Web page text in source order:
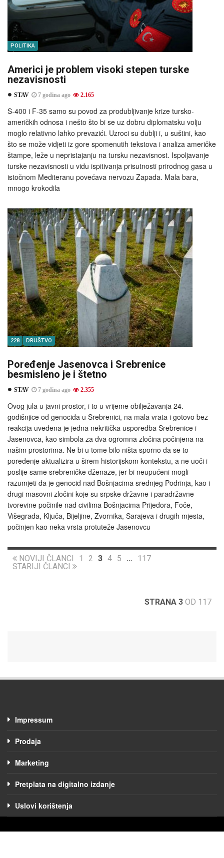
POLITIKA
Americi je problem visoki stepen turske
nezavisnosti
STAV 7 godina ago 2.165
S-400 i F-35 samo su povod za produbljivanje krize tursko-
američkih odnosa i nešto što bi se uz dobru diplomatsku volju
moglo relativno lahko prevazići. Uzroci su dublji i, u suštini, kao
što se može vidjeti iz gore spomenutih tekstova i analiza američke
štampe, leže u nepristajanju na tursku nezavisnost. Ispoljavanje
turske nezavisnosti u vidu ispitivanja prisutnosti prirodnog gasa u
istočnom Mediteranu povećava nervozu Zapada. Mala bara,
mnogo krokodila
228 DRUŠTVO
Poređenje Jasenovca i Srebrenice
besmisleno je i štetno
STAV 7 godina ago 2.355
Ovog jula u javni prostor, i to u vrijeme obilježavanja 24.
godišnjice od genocida u Srebrenici, na mala vrata i gotovo bez
reakcija uvedena je jedna nekritička usporedba Srebrenice i
Jasenovca, kao simbola za dva ogromna zločina počinjena na
našim prostorima. Ne bi u tome bilo ništa sporno da se to
poređenje aktualizira u širem historijskom kontekstu, a ne uoči i
poslije same srebreničke dženaze, jer bi neupućeni mogli
razumjeti da je genocid nad Bošnjacima srednjeg Podrinja, kao i
drugi masovni zločini koje su srpske državne i paradržavne
tvorevine počinile nad civilima Bošnjacima Prijedora, Foče,
Višegrada, Ključa, Bijeljine, Zvornika, Sarajeva i drugih mjesta,
počinjen kao neka vrsta protuteže Jasenovcu
NOVIJI ČLANCI 1 2 3 4 5 …
117
STARIJI ČLANCI
STRANA 3 OD 117
Impressum
Prodaja
Marketing
Pretplata na digitalno izdanje
Uslovi korištenja